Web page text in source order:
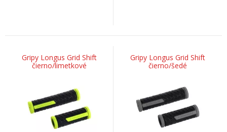
Gripy Longus Grid Shift
čierno/limetkové
Gripy Longus Grid Shift
čierno/šedé